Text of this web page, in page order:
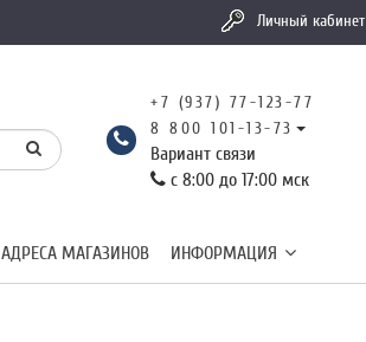
Личный кабинет
+7 (937) 77-123-77
8 800 101-13-73
Вариант связи
с 8:00 до 17:00 мск
АДРЕСА МАГАЗИНОВ ИНФОРМАЦИЯ